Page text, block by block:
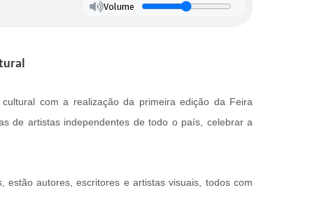
Volume
com a realização da primeira edição da Feira
de artistas independentes de todo o país, celebrar a
autores, escritores e artistas visuais, todos com